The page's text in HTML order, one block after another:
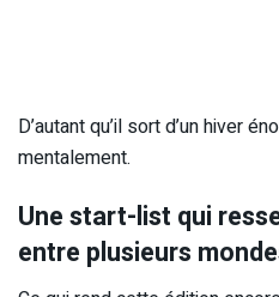
D’autant qu’il sort d’un hiver
mentalement.
Une start-list qui
entre plusieurs